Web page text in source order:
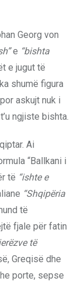
Georg von
e “bishta
e jugut të
shumë figura
askujt nuk i
ngjiste bishta.
Ai
“Ballkani i
të “ishte e
“Shqipëria
të
fjale për fatin
të
Greqisë dhe
porte, sepse